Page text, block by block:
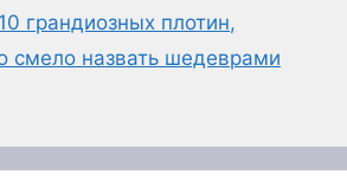
грандиозных плотин,
смело назвать шедеврами